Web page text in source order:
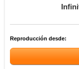
Reproducción desde: